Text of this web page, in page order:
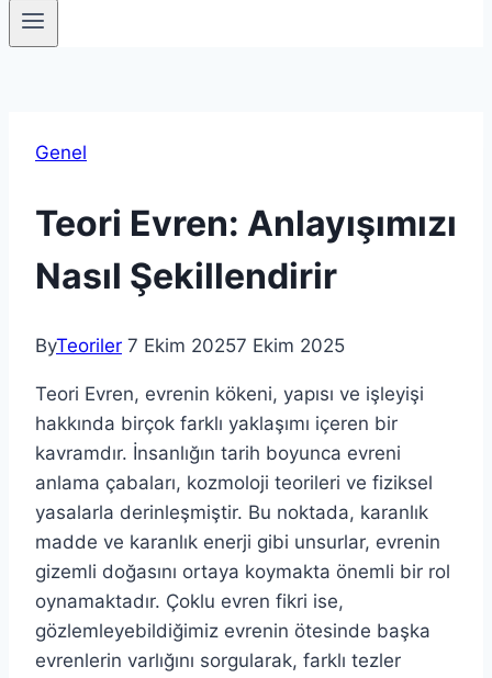
Genel
Teori Evren: Anlayışımızı
Nasıl Şekillendirir
ByTeoriler 7 Ekim 20257 Ekim 2025
Teori Evren, evrenin kökeni, yapısı ve işleyişi
hakkında birçok farklı yaklaşımı içeren bir
kavramdır. İnsanlığın tarih boyunca evreni
anlama çabaları, kozmoloji teorileri ve fiziksel
yasalarla derinleşmiştir. Bu noktada, karanlık
madde ve karanlık enerji gibi unsurlar, evrenin
gizemli doğasını ortaya koymakta önemli bir rol
oynamaktadır. Çoklu evren fikri ise,
gözlemleyebildiğimiz evrenin ötesinde başka
evrenlerin varlığını sorgularak, farklı tezler